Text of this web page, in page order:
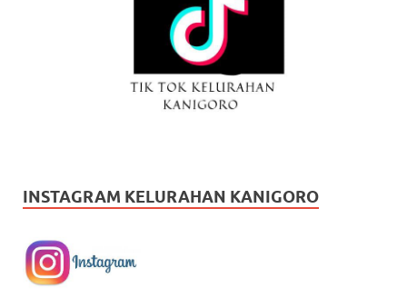
INSTAGRAM KELURAHAN KANIGORO